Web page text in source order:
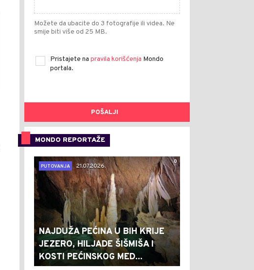
Možete da ubacite do 3 fotografije ili videa. Ne
smije biti više od 25 MB.
Pristajete na pravila korišćenja Mondo
portala.
POŠALJI
MONDO REPORTAŽE
0
PUTOVANJA
21.07.2026.
NAJDUŽA PEĆINA U BIH KRIJE
JEZERO, HILJADE ŠIŠMIŠA I
KOSTI PEĆINSKOG MED...